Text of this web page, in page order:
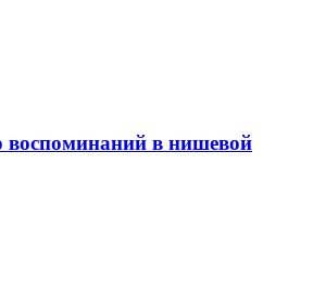
воспоминаний в нишевой